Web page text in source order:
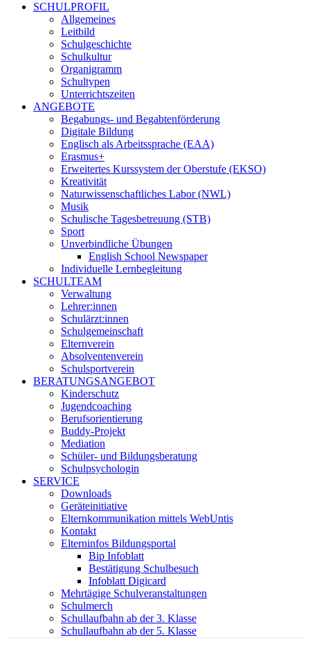
SCHULPROFIL
Allgemeines
Leitbild
Schulgeschichte
Schulkultur
Organigramm
Schultypen
Unterrichtszeiten
ANGEBOTE
Begabungs- und Begabtenförderung
Digitale Bildung
Englisch als Arbeitssprache (EAA)
Erasmus+
Erweitertes Kurssystem der Oberstufe (EKSO)
Kreativität
Naturwissenschaftliches Labor (NWL)
Musik
Schulische Tagesbetreuung (STB)
Sport
Unverbindliche Übungen
English School Newspaper
Individuelle Lernbegleitung
SCHULTEAM
Verwaltung
Lehrer:innen
Schulärzt:innen
Schulgemeinschaft
Elternverein
Absolventenverein
Schulsportverein
BERATUNGSANGEBOT
Kinderschutz
Jugendcoaching
Berufsorientierung
Buddy-Projekt
Mediation
Schüler- und Bildungsberatung
Schulpsychologin
SERVICE
Downloads
Geräteinitiative
Elternkommunikation mittels WebUntis
Kontakt
Elterninfos Bildungsportal
Bip Infoblatt
Bestätigung Schulbesuch
Infoblatt Digicard
Mehrtägige Schulveranstaltungen
Schulmerch
Schullaufbahn ab der 3. Klasse
Schullaufbahn ab der 5. Klasse